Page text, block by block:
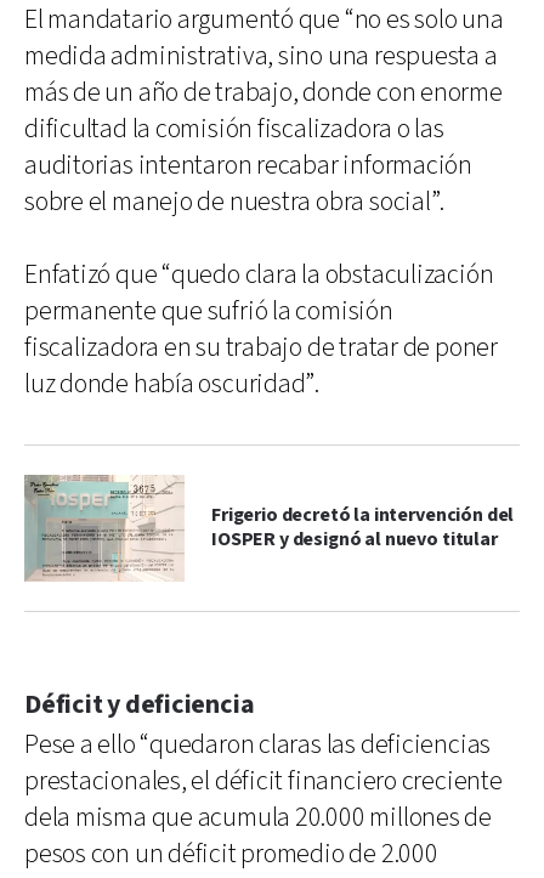
El mandatario argumentó que “no es solo una
medida administrativa, sino una respuesta a
más de un año de trabajo, donde con enorme
dificultad la comisión fiscalizadora o las
auditorias intentaron recabar información
sobre el manejo de nuestra obra social”.
Enfatizó que “quedo clara la obstaculización
permanente que sufrió la comisión
fiscalizadora en su trabajo de tratar de poner
luz donde había oscuridad”.
Frigerio decretó la intervención del
IOSPER y designó al nuevo titular
Déficit y deficiencia
Pese a ello “quedaron claras las deficiencias
prestacionales, el déficit financiero creciente
dela misma que acumula 20.000 millones de
pesos con un déficit promedio de 2.000